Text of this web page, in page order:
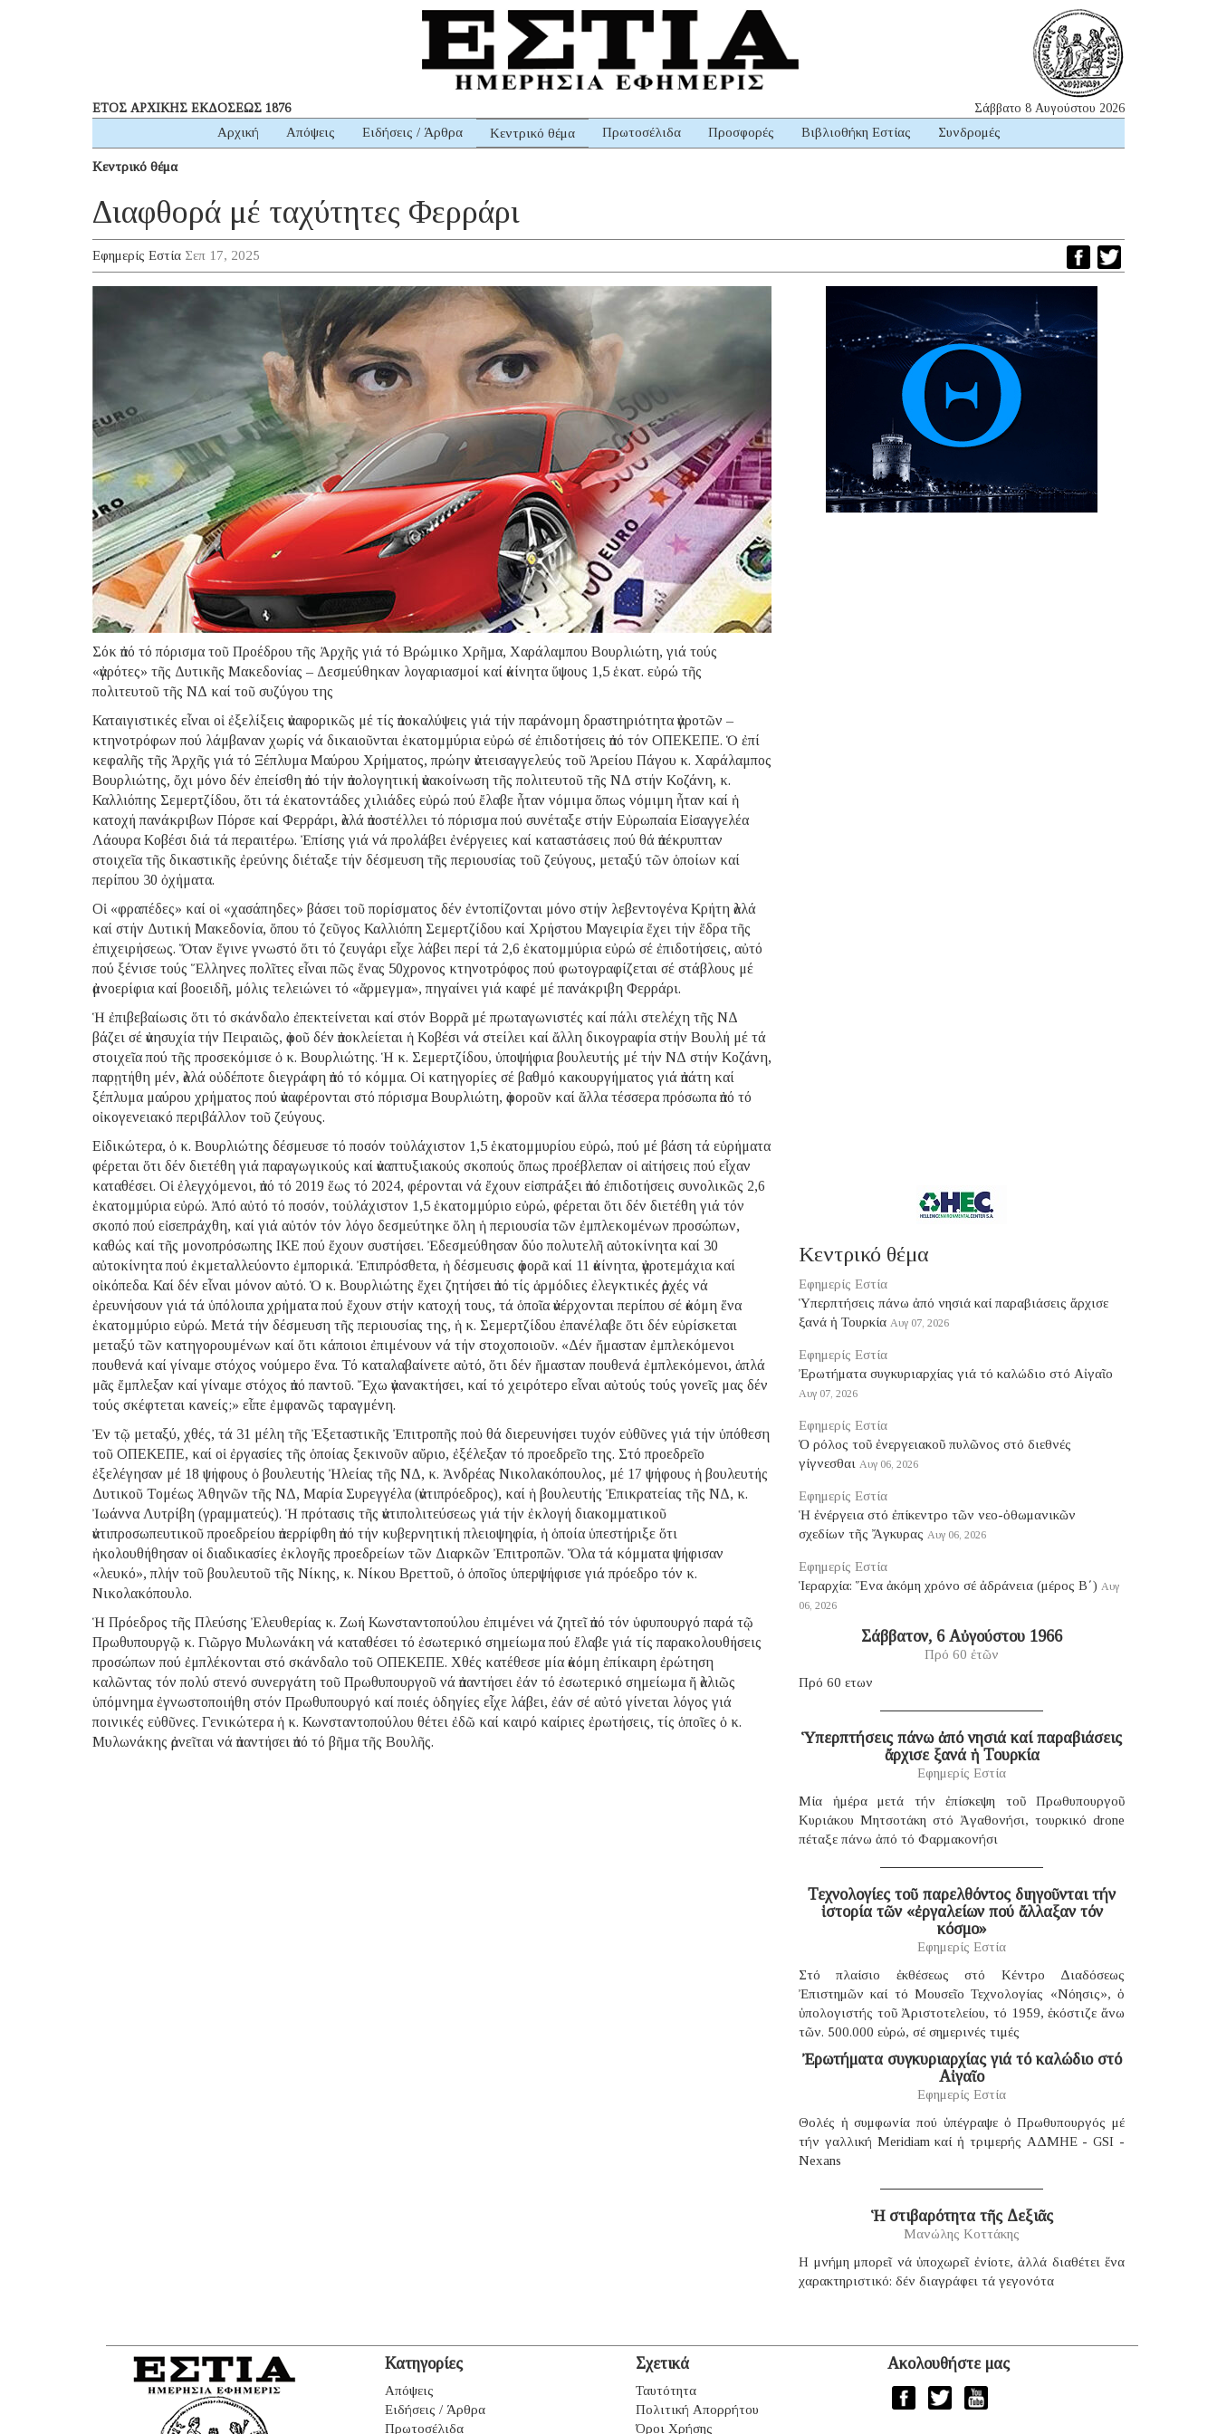
ΕΤΟΣ ΑΡΧΙΚΗΣ ΕΚΔΟΣΕΩΣ 1876 Σάββατο 8 Αυγούστου 2026
Αρχική Απόψεις Ειδήσεις / Άρθρα Κεντρικό θέμα Πρωτοσέλιδα Προσφορές Βιβλιοθήκη Εστίας Συνδρομές
Κεντρικό θέμα
Διαφθορά μέ ταχύτητες Φερράρι
Εφημερίς Εστία Σεπ 17, 2025
Σόκ ἀπό τό πόρισμα τοῦ Προέδρου τῆς Ἀρχῆς γιά τό Βρώμικο Χρῆμα, Χαράλαμπου Βουρλιώτη, γιά τούς
«ἀγρότες» τῆς Δυτικῆς Μακεδονίας – Δεσμεύθηκαν λογαριασμοί καί ἀκίνητα ὕψους 1,5 ἑκατ. εὐρώ τῆς
πολιτευτοῦ τῆς ΝΔ καί τοῦ συζύγου της
Καταιγιστικές εἶναι οἱ ἐξελίξεις ἀναφορικῶς μέ τίς ἀποκαλύψεις γιά τήν παράνομη δραστηριότητα ἀγροτῶν –
κτηνοτρόφων πού λάμβαναν χωρίς νά δικαιοῦνται ἑκατομμύρια εὐρώ σέ ἐπιδοτήσεις ἀπό τόν ΟΠΕΚΕΠΕ. Ὁ ἐπί
κεφαλῆς τῆς Ἀρχῆς γιά τό Ξέπλυμα Μαύρου Χρήματος, πρώην ἀντεισαγγελεύς τοῦ Ἀρείου Πάγου κ. Χαράλαμπος
Βουρλιώτης, ὄχι μόνο δέν ἐπείσθη ἀπό τήν ἀπολογητική ἀνακοίνωση τῆς πολιτευτοῦ τῆς ΝΔ στήν Κοζάνη, κ.
Καλλιόπης Σεμερτζίδου, ὅτι τά ἑκατοντάδες χιλιάδες εὐρώ πού ἔλαβε ἦταν νόμιμα ὅπως νόμιμη ἦταν καί ἡ
κατοχή πανάκριβων Πόρσε καί Φερράρι, ἀλλά ἀποστέλλει τό πόρισμα πού συνέταξε στήν Εὐρωπαία Εἰσαγγελέα
Λάουρα Κοβέσι διά τά περαιτέρω. Ἐπίσης γιά νά προλάβει ἐνέργειες καί καταστάσεις πού θά ἀπέκρυπταν
στοιχεῖα τῆς δικαστικῆς ἐρεύνης διέταξε τήν δέσμευση τῆς περιουσίας τοῦ ζεύγους, μεταξύ τῶν ὁποίων καί
περίπου 30 ὀχήματα.
Οἱ «φραπέδες» καί οἱ «χασάπηδες» βάσει τοῦ πορίσματος δέν ἐντοπίζονται μόνο στήν λεβεντογένα Κρήτη ἀλλά
καί στήν Δυτική Μακεδονία, ὅπου τό ζεῦγος Καλλιόπη Σεμερτζίδου καί Χρήστου Μαγειρία ἔχει τήν ἕδρα τῆς
ἐπιχειρήσεως. Ὅταν ἔγινε γνωστό ὅτι τό ζευγάρι εἶχε λάβει περί τά 2,6 ἑκατομμύρια εὐρώ σέ ἐπιδοτήσεις, αὐτό
πού ξένισε τούς Ἕλληνες πολῖτες εἶναι πῶς ἕνας 50χρονος κτηνοτρόφος πού φωτογραφίζεται σέ στάβλους μέ
ἀμνοερίφια καί βοοειδῆ, μόλις τελειώνει τό «ἄρμεγμα», πηγαίνει γιά καφέ μέ πανάκριβη Φερράρι.
Ἡ ἐπιβεβαίωσις ὅτι τό σκάνδαλο ἐπεκτείνεται καί στόν Βορρᾶ μέ πρωταγωνιστές καί πάλι στελέχη τῆς ΝΔ
βάζει σέ ἀνησυχία τήν Πειραιῶς, ἀφοῦ δέν ἀποκλείεται ἡ Κοβέσι νά στείλει καί ἄλλη δικογραφία στήν Βουλή μέ τά
στοιχεῖα πού τῆς προσεκόμισε ὁ κ. Βουρλιώτης. Ἡ κ. Σεμερτζίδου, ὑποψήφια βουλευτής μέ τήν ΝΔ στήν Κοζάνη,
παρῃτήθη μέν, ἀλλά οὐδέποτε διεγράφη ἀπό τό κόμμα. Οἱ κατηγορίες σέ βαθμό κακουργήματος γιά ἀπάτη καί
ξέπλυμα μαύρου χρήματος πού ἀναφέρονται στό πόρισμα Βουρλιώτη, ἀφοροῦν καί ἄλλα τέσσερα πρόσωπα ἀπό τό
οἰκογενειακό περιβάλλον τοῦ ζεύγους.
Εἰδικώτερα, ὁ κ. Βουρλιώτης δέσμευσε τό ποσόν τοὐλάχιστον 1,5 ἑκατομμυρίου εὐρώ, πού μέ βάση τά εὑρήματα
φέρεται ὅτι δέν διετέθη γιά παραγωγικούς καί ἀναπτυξιακούς σκοπούς ὅπως προέβλεπαν οἱ αἰτήσεις πού εἶχαν
καταθέσει. Οἱ ἐλεγχόμενοι, ἀπό τό 2019 ἕως τό 2024, φέρονται νά ἔχουν εἰσπράξει ἀπό ἐπιδοτήσεις συνολικῶς 2,6
ἑκατομμύρια εὐρώ. Ἀπό αὐτό τό ποσόν, τοὐλάχιστον 1,5 ἑκατομμύριο εὐρώ, φέρεται ὅτι δέν διετέθη γιά τόν
σκοπό πού εἰσεπράχθη, καί γιά αὐτόν τόν λόγο δεσμεύτηκε ὅλη ἡ περιουσία τῶν ἐμπλεκομένων προσώπων,
καθώς καί τῆς μονοπρόσωπης ΙΚΕ πού ἔχουν συστήσει. Ἐδεσμεύθησαν δύο πολυτελῆ αὐτοκίνητα καί 30
αὐτοκίνητα πού ἐκμεταλλεύοντο ἐμπορικά. Ἐπιπρόσθετα, ἡ δέσμευσις ἀφορᾶ καί 11 ἀκίνητα, ἀγροτεμάχια καί
οἰκόπεδα. Καί δέν εἶναι μόνον αὐτό. Ὁ κ. Βουρλιώτης ἔχει ζητήσει ἀπό τίς ἁρμόδιες ἐλεγκτικές ἀρχές νά
ἐρευνήσουν γιά τά ὑπόλοιπα χρήματα πού ἔχουν στήν κατοχή τους, τά ὁποῖα ἀνέρχονται περίπου σέ ἀκόμη ἕνα
ἑκατομμύριο εὐρώ. Μετά τήν δέσμευση τῆς περιουσίας της, ἡ κ. Σεμερτζίδου ἐπανέλαβε ὅτι δέν εὑρίσκεται
μεταξύ τῶν κατηγορουμένων καί ὅτι κάποιοι ἐπιμένουν νά τήν στοχοποιοῦν. «Δέν ἤμασταν ἐμπλεκόμενοι
πουθενά καί γίναμε στόχος νούμερο ἕνα. Τό καταλαβαίνετε αὐτό, ὅτι δέν ἤμασταν πουθενά ἐμπλεκόμενοι, ἁπλά
μᾶς ἔμπλεξαν καί γίναμε στόχος ἀπό παντοῦ. Ἔχω ἀγανακτήσει, καί τό χειρότερο εἶναι αὐτούς τούς γονεῖς μας δέν
τούς σκέφτεται κανείς;» εἶπε ἐμφανῶς ταραγμένη.
Ἐν τῷ μεταξύ, χθές, τά 31 μέλη τῆς Ἐξεταστικῆς Ἐπιτροπῆς ποὐ θά διερευνήσει τυχόν εὐθῦνες γιά τήν ὑπόθεση
τοῦ ΟΠΕΚΕΠΕ, καί οἱ ἐργασίες τῆς ὁποίας ξεκινοῦν αὔριο, ἐξέλεξαν τό προεδρεῖο της. Στό προεδρεῖο
ἐξελέγησαν μέ 18 ψήφους ὁ βουλευτής Ἠλείας τῆς ΝΔ, κ. Ἀνδρέας Νικολακόπουλος, μέ 17 ψήφους ἡ βουλευτής
Δυτικοῦ Τομέως Ἀθηνῶν τῆς ΝΔ, Μαρία Συρεγγέλα (ἀντιπρόεδρος), καί ἡ βουλευτής Ἐπικρατείας τῆς ΝΔ, κ.
Ἰωάννα Λυτρίβη (γραμματεύς). Ἡ πρότασις τῆς ἀντιπολιτεύσεως γιά τήν ἐκλογή διακομματικοῦ
ἀντιπροσωπευτικοῦ προεδρείου ἀπερρίφθη ἀπό τήν κυβερνητική πλειοψηφία, ἡ ὁποία ὑπεστήριξε ὅτι
ἠκολουθήθησαν οἱ διαδικασίες ἐκλογῆς προεδρείων τῶν Διαρκῶν Ἐπιτροπῶν. Ὅλα τά κόμματα ψήφισαν
«λευκό», πλήν τοῦ βουλευτοῦ τῆς Νίκης, κ. Νίκου Βρεττοῦ, ὁ ὁποῖος ὑπερψήφισε γιά πρόεδρο τόν κ.
Νικολακόπουλο.
Ἡ Πρόεδρος τῆς Πλεύσης Ἐλευθερίας κ. Ζωή Κωνσταντοπούλου ἐπιμένει νά ζητεῖ ἀπό τόν ὑφυπουργό παρά τῷ
Πρωθυπουργῷ κ. Γιῶργο Μυλωνάκη νά καταθέσει τό ἐσωτερικό σημείωμα πού ἔλαβε γιά τίς παρακολουθήσεις
προσώπων πού ἐμπλέκονται στό σκάνδαλο τοῦ ΟΠΕΚΕΠΕ. Χθές κατέθεσε μία ἀκόμη ἐπίκαιρη ἐρώτηση
καλῶντας τόν πολύ στενό συνεργάτη τοῦ Πρωθυπουργοῦ νά ἀπαντήσει ἐάν τό ἐσωτερικό σημείωμα ἤ ἀλλιῶς
ὑπόμνημα ἐγνωστοποιήθη στόν Πρωθυπουργό καί ποιές ὁδηγίες εἶχε λάβει, ἐάν σέ αὐτό γίνεται λόγος γιά
ποινικές εὐθῦνες. Γενικώτερα ἡ κ. Κωνσταντοπούλου θέτει ἐδῶ καί καιρό καίριες ἐρωτήσεις, τίς ὁποῖες ὁ κ.
Μυλωνάκης ἀρνεῖται νά ἀπαντήσει ἀπό τό βῆμα τῆς Βουλῆς.
Κεντρικό θέμα
Εφημερίς Εστία
Ὑπερπτήσεις πάνω ἀπό νησιά καί παραβιάσεις ἄρχισε
ξανά ἡ Τουρκία Αυγ 07, 2026
Εφημερίς Εστία
Ἐρωτήματα συγκυριαρχίας γιά τό καλώδιο στό Αἰγαῖο
Αυγ 07, 2026
Εφημερίς Εστία
Ὁ ρόλος τοῦ ἐνεργειακοῦ πυλῶνος στό διεθνές
γίγνεσθαι Αυγ 06, 2026
Εφημερίς Εστία
Ἡ ἐνέργεια στό ἐπίκεντρο τῶν νεο-ὀθωμανικῶν
σχεδίων τῆς Ἄγκυρας Αυγ 06, 2026
Εφημερίς Εστία
Ἱεραρχία: Ἕνα ἀκόμη χρόνο σέ ἀδράνεια (μέρος B΄) Αυγ
06, 2026
Σάββατον, 6 Αὐγούστου 1966
Πρό 60 ἐτῶν
Πρό 60 ετων
Ὑπερπτήσεις πάνω ἀπό νησιά καί παραβιάσεις
ἄρχισε ξανά ἡ Τουρκία
Εφημερίς Εστία
Μία ἡμέρα μετά τήν ἐπίσκεψη τοῦ Πρωθυπουργοῦ
Κυριάκου Μητσοτάκη στό Ἀγαθονήσι, τουρκικό drone
πέταξε πάνω ἀπό τό Φαρμακονήσι
Τεχνολογίες τοῦ παρελθόντος διηγοῦνται τήν
ἱστορία τῶν «ἐργαλείων πού ἄλλαξαν τόν
κόσμο»
Εφημερίς Εστία
Στό πλαίσιο ἐκθέσεως στό Κέντρο Διαδόσεως
Ἐπιστημῶν καί τό Μουσεῖο Τεχνολογίας «Νόησις», ὁ
ὑπολογιστής τοῦ Ἀριστοτελείου, τό 1959, ἐκόστιζε ἄνω
τῶν. 500.000 εὐρώ, σέ σημερινές τιμές
Ἐρωτήματα συγκυριαρχίας γιά τό καλώδιο στό
Αἰγαῖο
Εφημερίς Εστία
Θολές ἡ συμφωνία πού ὑπέγραψε ὁ Πρωθυπουργός μέ
τήν γαλλική Μeridiam καί ἡ τριμερής ΑΔΜΗΕ - GSI -
Nexans
Ἡ στιβαρότητα τῆς Δεξιᾶς
Μανώλης Κοττάκης
H μνήμη μπορεῖ νά ὑποχωρεῖ ἐνίοτε, ἀλλά διαθέτει ἕνα
χαρακτηριστικό: δέν διαγράφει τά γεγονότα
Κατηγορίες
Απόψεις
Ειδήσεις / Άρθρα
Πρωτοσέλιδα
Σχετικά
Ταυτότητα
Πολιτική Απορρήτου
Όροι Χρήσης
Ακολουθήστε μας